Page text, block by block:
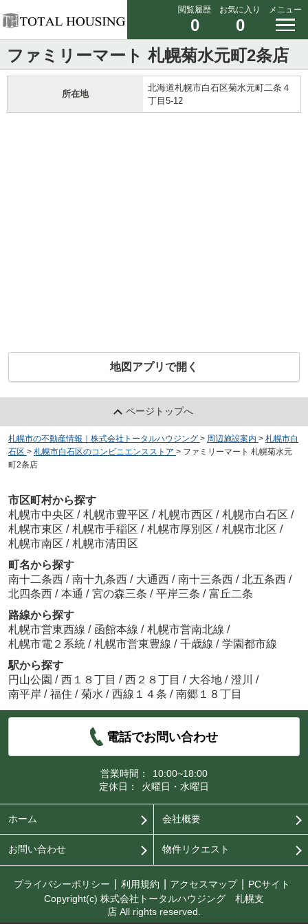
閲覧履歴
0
お気に入り
0
メニュー
ファミリーマート 札幌菊水元町2条店
所在地
北海道札幌市白石区菊水元町二条４
丁目5-12
地図アプリで開く
ページトップへ
札幌市の不動産情報｜株式会社トータルハウジング > 周辺施設案内 > 札幌市白
石区 > 札幌市白石区のコンビニエンスストア > ファミリーマート 札幌菊水元
町2条店
市区町村から探す
札幌市中央区 / 札幌市豊平区 / 札幌市西区 / 札幌市白石区 /
札幌市東区 / 札幌市手稲区 / 札幌市厚別区 / 札幌市北区 /
札幌市南区 / 札幌市清田区
町名から探す
南十二条西 / 南十九条西 / 大通西 / 南十三条西 / 北五条西 /
北四条西 / 本通 / 宮の森三条 / 平岸三条 / 富丘二条
路線から探す
札幌市営東西線 / 函館本線 / 札幌市営南北線 /
札幌市電２系統 / 札幌市営東豊線 / 千歳線 / 学園都市線
駅から探す
円山公園 / 西１８丁目 / 西２８丁目 / 大谷地 / 澄川
/
南平岸 / 福住 / 菊水 / 西線１４条 / 南郷１８丁目
電話でお問い合わせ
営業時間：
10:00~18:00
定休日：
火曜日・水曜日
ホーム 会社概要
お問い合わせ 物件リクエスト
プライバシーポリシー 利用規約 アクセスマップ
PCサイト
Copyright(c) 株式会社トータルハウジング 札幌支
店 All rights reserved.